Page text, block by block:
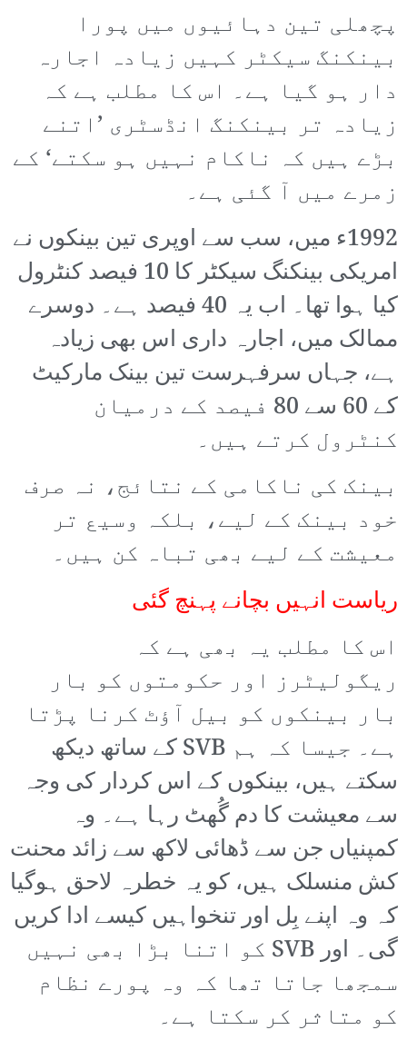
پچھلی تین دہائیوں میں پورا
بینکنگ سیکٹر کہیں زیادہ اجارہ
دار ہو گیا ہے۔ اس کا مطلب ہے کہ
زیادہ تر بینکنگ انڈسٹری ’اتنے
بڑے ہیں کہ ناکام نہیں ہو سکتے‘ کے
زمرے میں آ گئی ہے۔
1992ء میں، سب سے اوپری تین بینکوں نے
امریکی بینکنگ سیکٹر کا 10 فیصد کنٹرول
کیا ہوا تھا۔ اب یہ 40 فیصد ہے۔ دوسرے
ممالک میں، اجارہ داری اس بھی زیادہ
ہے، جہاں سرفہرست تین بینک مارکیٹ
کے 60 سے 80 فیصد کے درمیان
کنٹرول کرتے ہیں۔
بینک کی ناکامی کے نتائج، نہ صرف
خود بینک کے لیے، بلکہ وسیع تر
معیشت کے لیے بھی تباہ کن ہیں۔
ریاست انہیں بچانے پہنچ گئی
اس کا مطلب یہ بھی ہے کہ
ریگولیٹرز اور حکومتوں کو بار
بار بینکوں کو بیل آؤٹ کرنا پڑتا
ہے۔ جیسا کہ ہم SVB کے ساتھ دیکھ
سکتے ہیں، بینکوں کے اس کردار کی وجہ
سے معیشت کا دم گُھٹ رہا ہے۔ وہ
کمپنیاں جن سے ڈھائی لاکھ سے زائد محنت
کش منسلک ہیں، کو یہ خطرہ لاحق ہوگیا
کہ وہ اپنے بِل اور تنخواہیں کیسے ادا کریں
گی۔ اور SVB کو اتنا بڑا بھی نہیں
سمجھا جاتا تھا کہ وہ پورے نظام
کو متاثر کر سکتا ہے۔